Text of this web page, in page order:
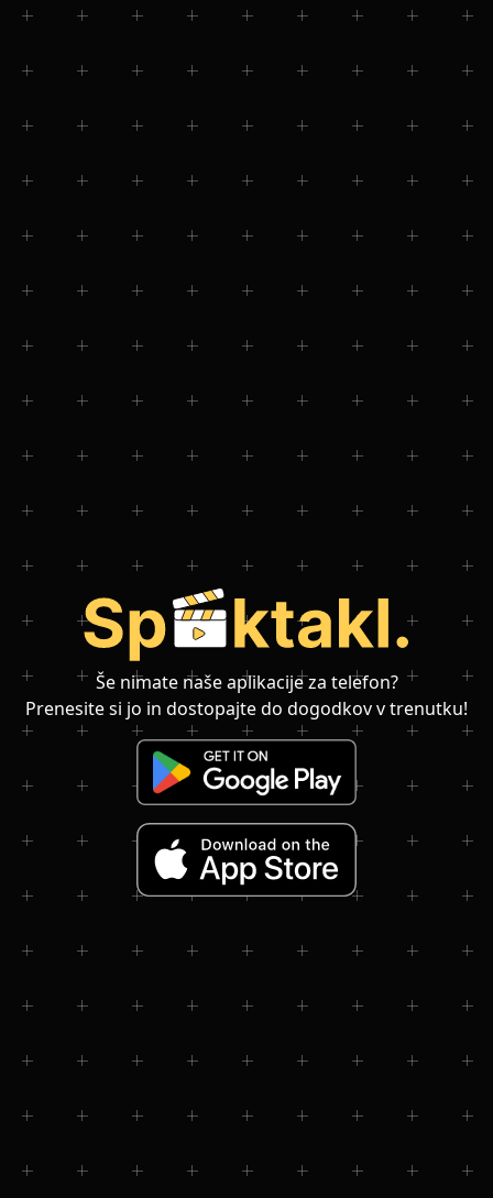
Še nimate naše aplikacije za telefon?
Prenesite si jo in dostopajte do dogodkov v trenutku!